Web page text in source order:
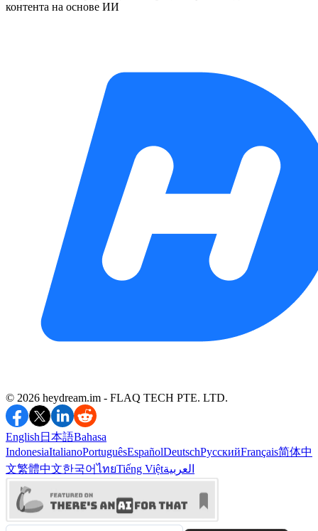
контента на основе ИИ
©️ 2026 heydream.im - FLAQ TECH PTE. LTD.
English 日本語Bahasa
IndonesiaItalianoPortuguêsEspañolDeutschРусскийFrançais简体中
文繁體中文한국어ไทยTiếng Việtالعربية